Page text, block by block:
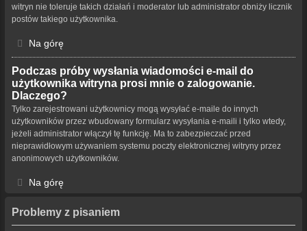
witryn nie toleruje takich działań i moderator lub administrator obniży licznik
postów takiego użytkownika.
Na górę
Podczas próby wysłania wiadomości e-mail do
użytkownika witryna prosi mnie o zalogowanie.
Dlaczego?
Tylko zarejestrowani użytkownicy mogą wysyłać e-maile do innych
użytkowników przez wbudowany formularz wysyłania e-maili i tylko wtedy,
jeżeli administrator włączył tę funkcję. Ma to zabezpieczać przed
nieprawidłowym używaniem systemu poczty elektronicznej witryny przez
anonimowych użytkowników.
Na górę
Problemy z pisaniem